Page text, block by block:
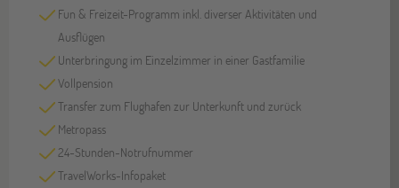
Fun & Freizeit-Programm inkl. diverser Aktivitäten und
Ausflügen
Unterbringung im Einzelzimmer in einer Gastfamilie
Vollpension
Transfer zum Flughafen zur Unterkunft und zurück
Metropass
24-Stunden-Notrufnummer
TravelWorks-Infopaket